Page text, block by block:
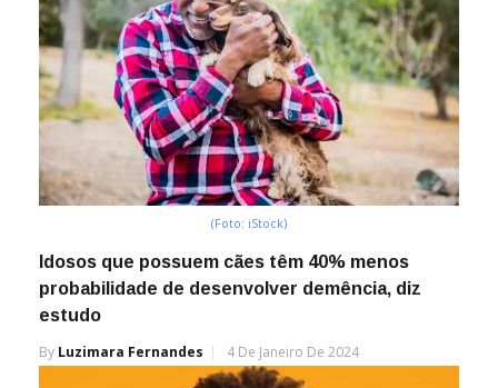
(Foto: iStock)
Idosos que possuem cães têm 40% menos
probabilidade de desenvolver demência, diz
estudo
By Luzimara Fernandes 4 De Janeiro De 2024